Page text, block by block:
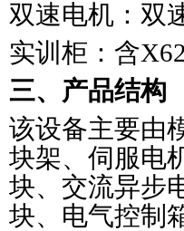
双速电机：双
实训柜：含
三、产品结构
该设备主要由
块架、伺服电
块、交流异步
块、电气控制